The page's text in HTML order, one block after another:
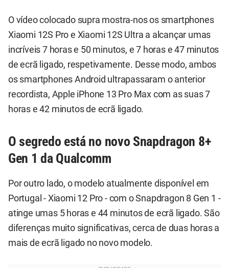
O vídeo colocado supra mostra-nos os smartphones
Xiaomi 12S Pro e Xiaomi 12S Ultra a alcançar umas
incríveis 7 horas e 50 minutos, e 7 horas e 47 minutos
de ecrã ligado, respetivamente. Desse modo, ambos
os smartphones Android ultrapassaram o anterior
recordista, Apple iPhone 13 Pro Max com as suas 7
horas e 42 minutos de ecrã ligado.
O segredo está no novo Snapdragon 8+
Gen 1 da Qualcomm
Por outro lado, o modelo atualmente disponível em
Portugal - Xiaomi 12 Pro - com o Snapdragon 8 Gen 1 -
atinge umas 5 horas e 44 minutos de ecrã ligado. São
diferenças muito significativas, cerca de duas horas a
mais de ecrã ligado no novo modelo.